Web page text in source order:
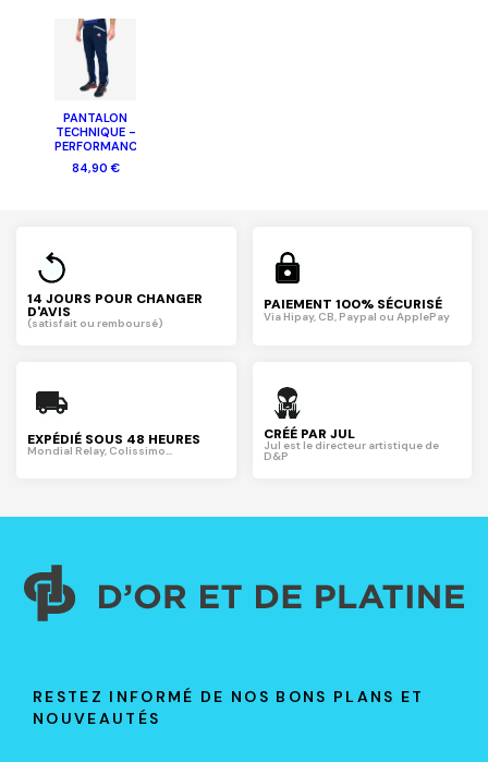
PANTALON
TECHNIQUE -
PERFORMANCE
84,90 €
14 JOURS POUR CHANGER
D'AVIS
(satisfait ou remboursé)
PAIEMENT 100% SÉCURISÉ
Via Hipay, CB, Paypal ou ApplePay
EXPÉDIÉ SOUS 48 HEURES
Mondial Relay, Colissimo...
CRÉÉ PAR JUL
Jul est le directeur artistique de
D&P
RESTEZ INFORMÉ DE NOS BONS PLANS ET
NOUVEAUTÉS